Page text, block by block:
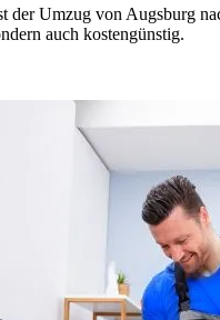
der Umzug von Augsburg
auch kostengünstig.